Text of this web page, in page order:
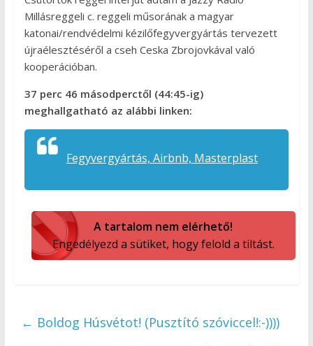
Millásreggeli c. reggeli műsorának a magyar
katonai/rendvédelmi kézilőfegyvergyártás tervezett
újraélesztéséről a cseh Ceska Zbrojovkával való
kooperációban.
37 perc 46 másodperctől (44:45-ig)
meghallgatható az alábbi linken:
Fegyvergyártás, Airbnb, Masterplast
A tartalom nem elérhető!
Engedélyezd a sütiket, hogy felold a tiltást.
← Boldog Húsvétot! (Pusztító szóviccel!:-))))